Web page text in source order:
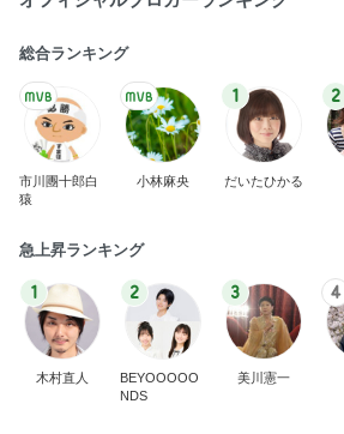
総合ランキング
市川團十郎白
猿
小林麻央
1
だいたひかる
2
急上昇ランキング
1
木村直人
2
BEYOOOOO
NDS
3
美川憲一
4